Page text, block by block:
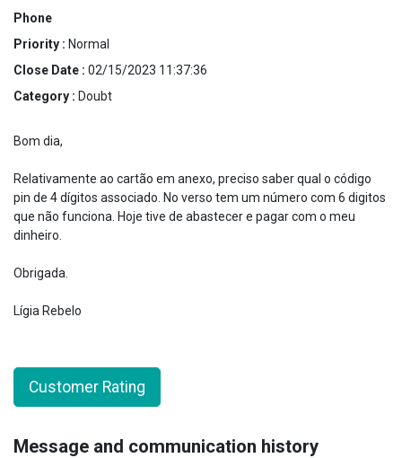
Phone
Priority : Normal
Close Date : 02/15/2023 11:37:36
Category : Doubt
Bom dia,
Relativamente ao cartão em anexo, preciso saber qual o código
pin de 4 dígitos associado. No verso tem um número com 6 digitos
que não funciona. Hoje tive de abastecer e pagar com o meu
dinheiro.
Obrigada.
Lígia Rebelo
Customer Rating
Message and communication history